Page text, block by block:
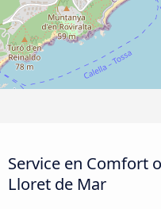
Service en Comfort
Lloret de Mar